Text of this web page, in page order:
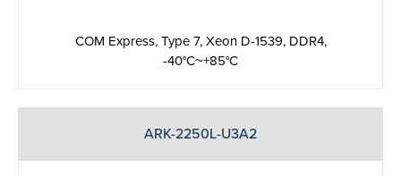
COM Express, Type 7, Xeon D-1539, DDR4,
-40°C~+85°C
ARK-2250L-U3A2